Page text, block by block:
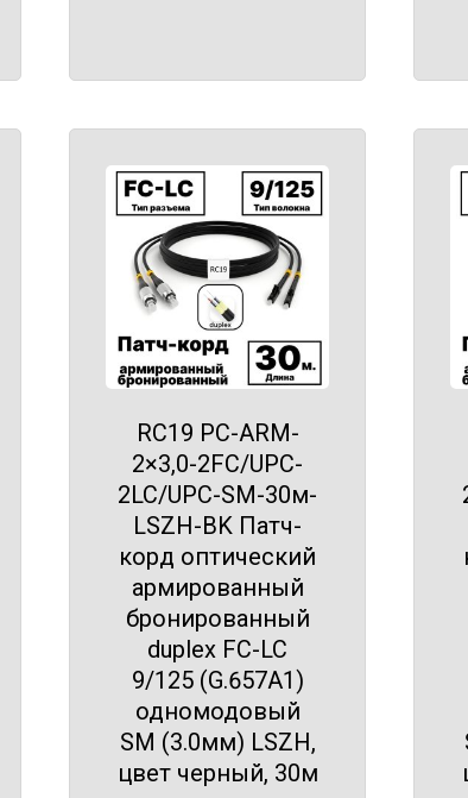
RC19 PC-ARM-
2×3,0-2FC/UPC-
2LC/UPC-SM-30м-
LSZH-BK Патч-
корд оптический
армированный
бронированный
duplex FC-LC
9/125 (G.657A1)
одномодовый
SM (3.0мм) LSZH,
цвет черный, 30м